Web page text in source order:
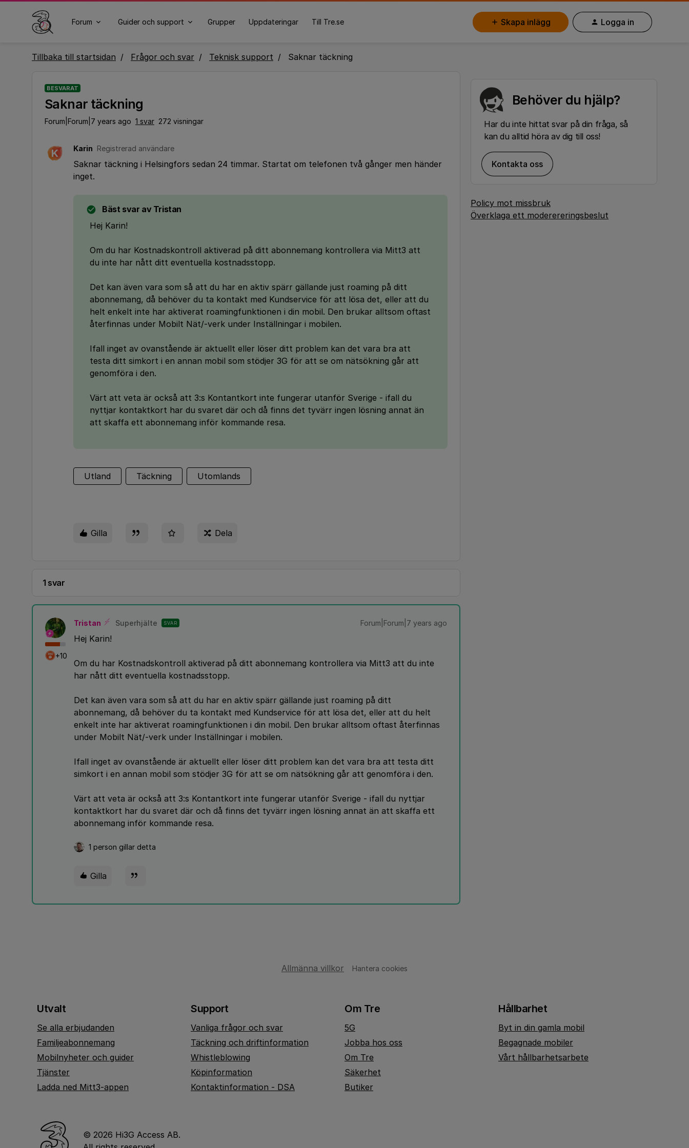
Forum Guider och support Grupper Uppdateringar Till Tre.se Skapa inlägg Logga in
Tillbaka till startsidan Frågor och svar Teknisk support Saknar täckning
BESVARAT
Saknar täckning
Forum|Forum|7 years ago 1 svar 272 visningar
K Karin Registrerad användare
Saknar täckning i Helsingfors sedan 24 timmar. Startat om telefonen två gånger men händer
inget.
Bäst svar av Tristan
Hej Karin!
Om du har Kostnadskontroll aktiverad på ditt abonnemang kontrollera via Mitt3 att
du inte har nått ditt eventuella kostnadsstopp.
Det kan även vara som så att du har en aktiv spärr gällande just roaming på ditt
abonnemang, då behöver du ta kontakt med Kundservice för att lösa det, eller att du
helt enkelt inte har aktiverat roamingfunktionen i din mobil. Den brukar alltsom oftast
återfinnas under Mobilt Nät/-verk under Inställningar i mobilen.
Ifall inget av ovanstående är aktuellt eller löser ditt problem kan det vara bra att
testa ditt simkort i en annan mobil som stödjer 3G för att se om nätsökning går att
genomföra i den.
Värt att veta är också att 3:s Kontantkort inte fungerar utanför Sverige - ifall du
nyttjar kontaktkort har du svaret där och då finns det tyvärr ingen lösning annat än
att skaffa ett abonnemang inför kommande resa.
Utland Täckning Utomlands
Gilla Dela
1 svar
+10
Tristan Superhjälte SVAR Forum|Forum|7 years ago
Hej Karin!
Om du har Kostnadskontroll aktiverad på ditt abonnemang kontrollera via Mitt3 att du inte
har nått ditt eventuella kostnadsstopp.
Det kan även vara som så att du har en aktiv spärr gällande just roaming på ditt
abonnemang, då behöver du ta kontakt med Kundservice för att lösa det, eller att du helt
enkelt inte har aktiverat roamingfunktionen i din mobil. Den brukar alltsom oftast återfinnas
under Mobilt Nät/-verk under Inställningar i mobilen.
Ifall inget av ovanstående är aktuellt eller löser ditt problem kan det vara bra att testa ditt
simkort i en annan mobil som stödjer 3G för att se om nätsökning går att genomföra i den.
Värt att veta är också att 3:s Kontantkort inte fungerar utanför Sverige - ifall du nyttjar
kontaktkort har du svaret där och då finns det tyvärr ingen lösning annat än att skaffa ett
abonnemang inför kommande resa.
1 person gillar detta
Gilla
Behöver du hjälp?
Har du inte hittat svar på din fråga, så
kan du alltid höra av dig till oss!
Kontakta oss
Policy mot missbruk
Överklaga ett moderereringsbeslut
Allmänna villkor Hantera cookies
Utvalt
Se alla erbjudanden
Familjeabonnemang
Mobilnyheter och guider
Tjänster
Ladda ned Mitt3-appen
Support
Vanliga frågor och svar
Täckning och driftinformation
Whistleblowing
Köpinformation
Kontaktinformation - DSA
Om Tre
5G
Jobba hos oss
Om Tre
Säkerhet
Butiker
Hållbarhet
Byt in din gamla mobil
Begagnade mobiler
Vårt hållbarhetsarbete
© 2026 Hi3G Access AB.